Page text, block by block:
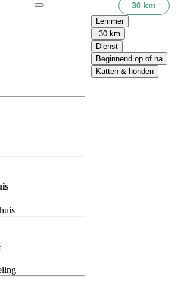
30 km
Lemmer
30 km
Dienst
Beginnend op of na
Katten & honden